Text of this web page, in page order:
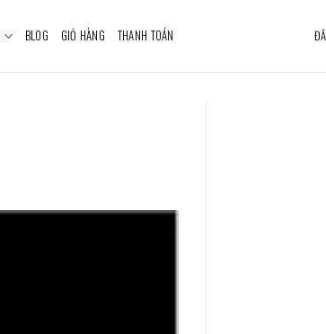
BLOG GIỎ HÀNG THANH TOÁN